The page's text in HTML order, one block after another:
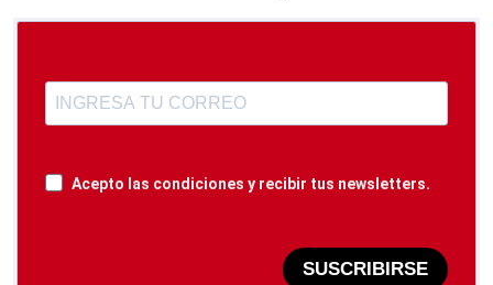
Acepto las condiciones y recibir tus newsletters.
SUSCRIBIRSE